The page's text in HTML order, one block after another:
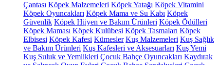
Çantası Köpek Malzemeleri Köpek Yatağı Köpek Vitamini
Köpek Oyuncakları Köpek Mama ve Su Kabı Köpek
Güvenlik Köpek Hijyen ve Bakım Ürünleri Köpek Ödülleri
Köpek Maması Köpek Kulübesi Köpek Tasmaları Köpek
Elbisesi Köpek Kafesi Kümesler Kuş Malzemeleri Kuş Sağlık
ve Bakım Ürünleri Kuş Kafesleri ve Aksesuarları Kuş Yemi
Kuş Suluk ve Yemlikleri Çocuk Bahçe Oyuncakları Kaydırak